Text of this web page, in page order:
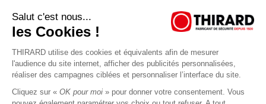
Salut c'est nous...
les Cookies !
THIRARD utilise des cookies et équivalents afin de mesurer
l'audience du site internet, afficher des publicités personnalisées,
réaliser des campagnes ciblées et personnaliser l’interface du site.
Cliquez sur « OK pour moi » pour donner votre consentement. Vous